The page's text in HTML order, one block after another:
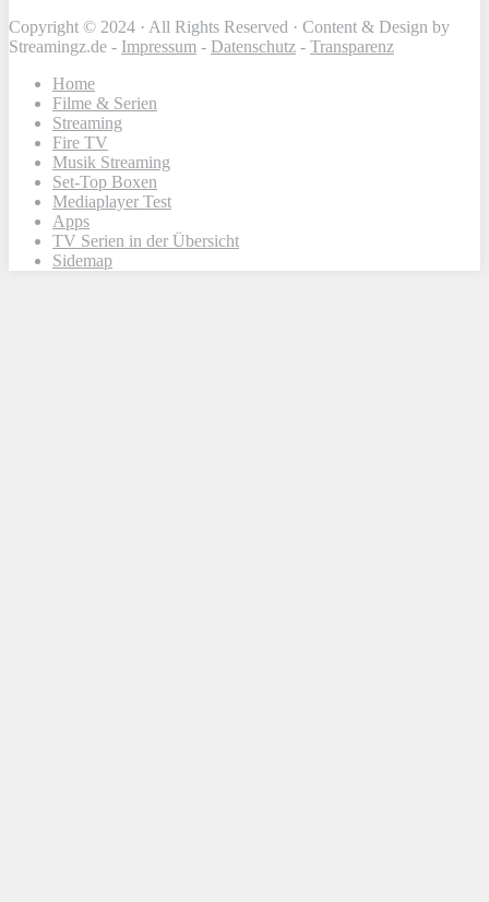
Copyright © 2024 · All Rights Reserved · Content & Design by
Streamingz.de - Impressum - Datenschutz - Transparenz
Home
Filme & Serien
Streaming
Fire TV
Musik Streaming
Set-Top Boxen
Mediaplayer Test
Apps
TV Serien in der Übersicht
Sidemap